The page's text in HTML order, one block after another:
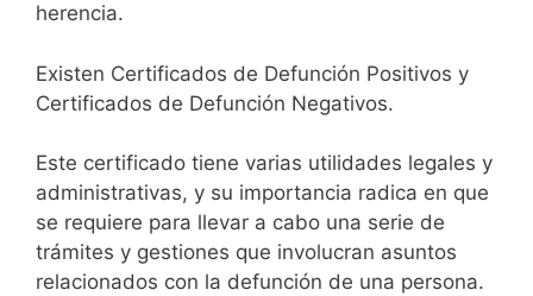
herencia.
Existen Certificados de Defunción Positivos y
Certificados de Defunción Negativos.
Este certificado tiene varias utilidades legales y
administrativas, y su importancia radica en que
se requiere para llevar a cabo una serie de
trámites y gestiones que involucran asuntos
relacionados con la defunción de una persona.